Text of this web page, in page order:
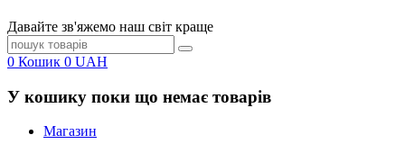
Давайте зв'яжемо наш світ краще
0 Кошик 0 UAH
У кошику поки що немає товарів
Магазин